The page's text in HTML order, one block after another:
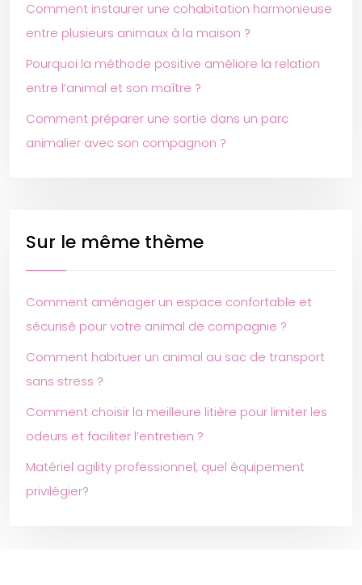
Comment instaurer une cohabitation harmonieuse
entre plusieurs animaux à la maison ?
Pourquoi la méthode positive améliore la relation
entre l’animal et son maître ?
Comment préparer une sortie dans un parc
animalier avec son compagnon ?
Sur le même thème
Comment aménager un espace confortable et
sécurisé pour votre animal de compagnie ?
Comment habituer un animal au sac de transport
sans stress ?
Comment choisir la meilleure litière pour limiter les
odeurs et faciliter l’entretien ?
Matériel agility professionnel, quel équipement
privilégier?